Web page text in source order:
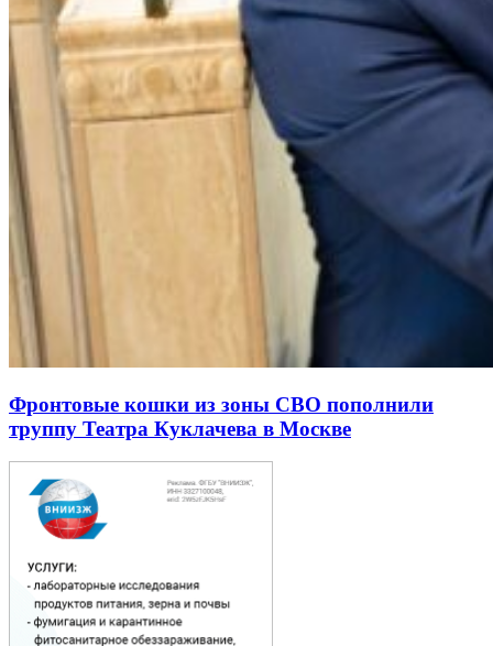
Фронтовые кошки из зоны СВО пополнили
труппу Театра Куклачева в Москве